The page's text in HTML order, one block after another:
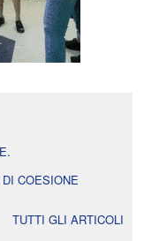
COESIONE
TUTTI GLI ARTICOLI